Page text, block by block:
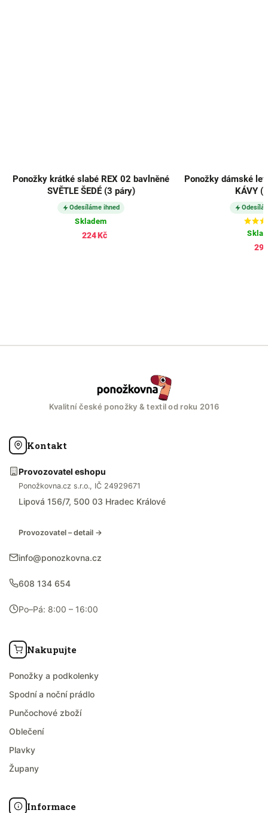
Ponožky krátké slabé REX 02 bavlněné
SVĚTLE ŠEDÉ (3 páry)
Odesíláme ihned
Skladem
224 Kč
Ponožky dámské
KÁVY
Kvalitní české ponožky & textil od roku 2016
Kontakt
Provozovatel eshopu
Ponožkovna.cz s.r.o., IČ 24929671
Lipová 156/7, 500 03 Hradec Králové
Provozovatel – detail →
info@ponozkovna.cz
608 134 654
Po–Pá: 8:00 – 16:00
Nakupujte
Ponožky a podkolenky
Spodní a noční prádlo
Punčochové zboží
Oblečení
Plavky
Župany
Informace